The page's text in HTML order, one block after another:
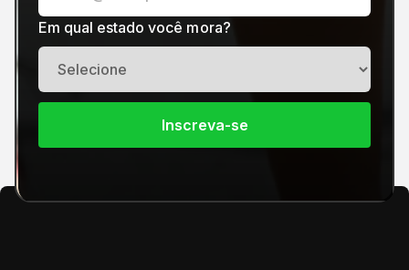
Em qual estado você mora?
Inscreva-se